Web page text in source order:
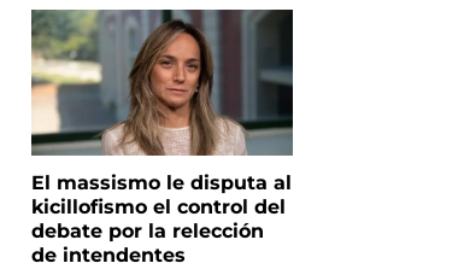
El massismo le disputa al
kicillofismo el control del
debate por la relección
de intendentes